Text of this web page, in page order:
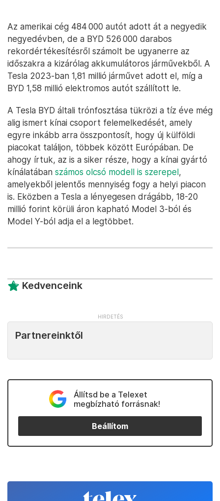
Az amerikai cég 484 000 autót adott át a negyedik
negyedévben, de a BYD 526 000 darabos
rekordértékesítésről számolt be ugyanerre az
időszakra a kizárólag akkumulátoros járművekből. A
Tesla 2023-ban 1,81 millió járművet adott el, míg a
BYD 1,58 millió elektromos autót szállított le.
A Tesla BYD általi trónfosztása tükrözi a tíz éve még
alig ismert kínai csoport felemelkedését, amely
egyre inkább arra összpontosít, hogy új külföldi
piacokat találjon, többek között Európában. De
ahogy írtuk, az is a siker része, hogy a kínai gyártó
kínálatában számos olcsó modell is szerepel,
amelyekből jelentős mennyiség fogy a helyi piacon
is. Eközben a Tesla a lényegesen drágább, 18-20
millió forint körüli áron kapható Model 3-ból és
Model Y-ból adja el a legtöbbet.
Kedvenceink
Partnereinktől
Állítsd be a Telexet
megbízható forrásnak!
Beállítom